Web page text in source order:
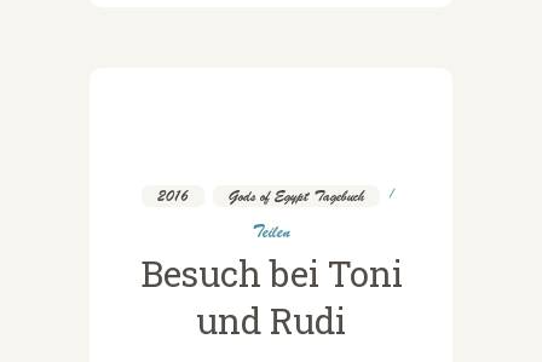
2016 Gods of Egypt Tagebuch
Teilen
Besuch bei Toni
und Rudi